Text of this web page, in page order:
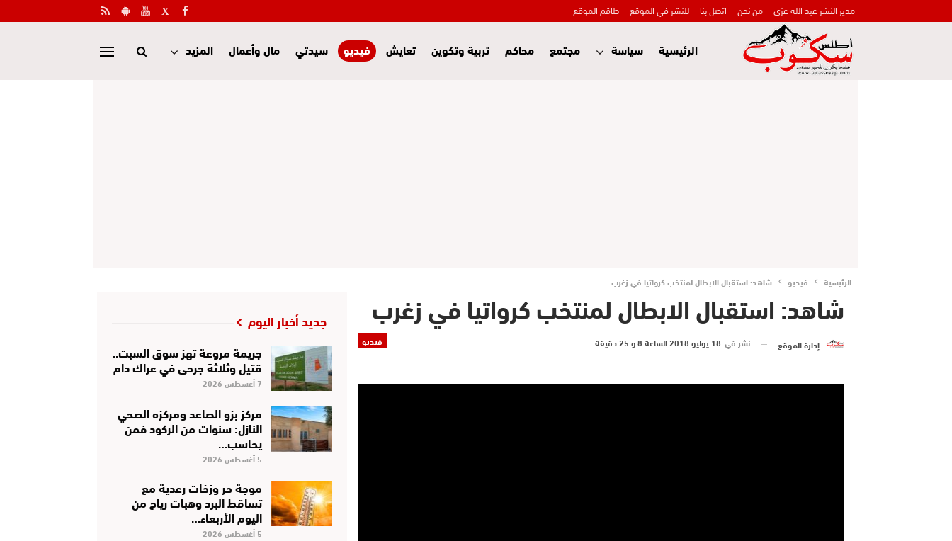
مدير النشر عبد الله عزي من نحن اتصل بنا للنشر في الموقع طاقم الموقع
الرئيسية سياسة مجتمع محاكم تربية وتكوين تعايش فيديو سيدتي مال وأعمال المزيد
الرئيسية فيديو شاهد: استقبال الابطال لمنتخب كرواتيا في زغرب
شاهد: استقبال الابطال لمنتخب كرواتيا في زغرب
فيديو إدارة الموقع نشر في 18 يوليو 2018 الساعة 8 و 25 دقيقة
جديد أخبار اليوم
جريمة مروعة تهز سوق السبت..
قتيل وثلاثة جرحى في عراك دام
7 أغسطس 2026
مركز بزو الصاعد ومركزه الصحي
النازل: سنوات من الركود فمن
يحاسب…
5 أغسطس 2026
موجة حر وزخات رعدية مع
تساقط البرد وهبات رياح من
اليوم الأربعاء…
5 أغسطس 2026